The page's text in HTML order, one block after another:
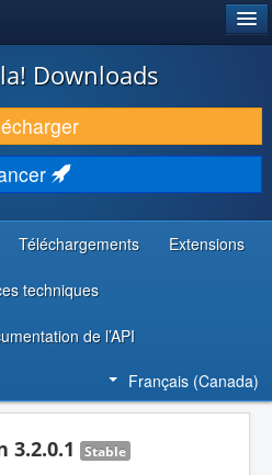
Downloads
Téléchargements Extensions
techniques
de l’API
Français (Canada)
3.2.0.1 Stable